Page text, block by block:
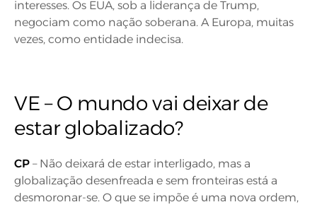
interesses. Os EUA, sob a liderança de Trump,
negociam como nação soberana. A Europa, muitas
vezes, como entidade indecisa.
VE – O mundo vai deixar de
estar globalizado?
CP – Não deixará de estar interligado, mas a
globalização desenfreada e sem fronteiras está a
desmoronar-se. O que se impõe é uma nova ordem,